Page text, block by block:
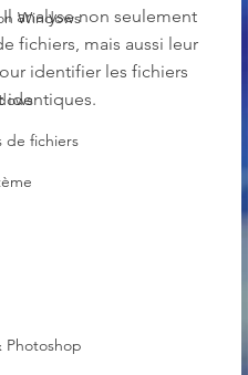
Windows
de fichiers
Photoshop
analyse non seulement
fichiers, mais aussi leur
identifier les fichiers
identiques.